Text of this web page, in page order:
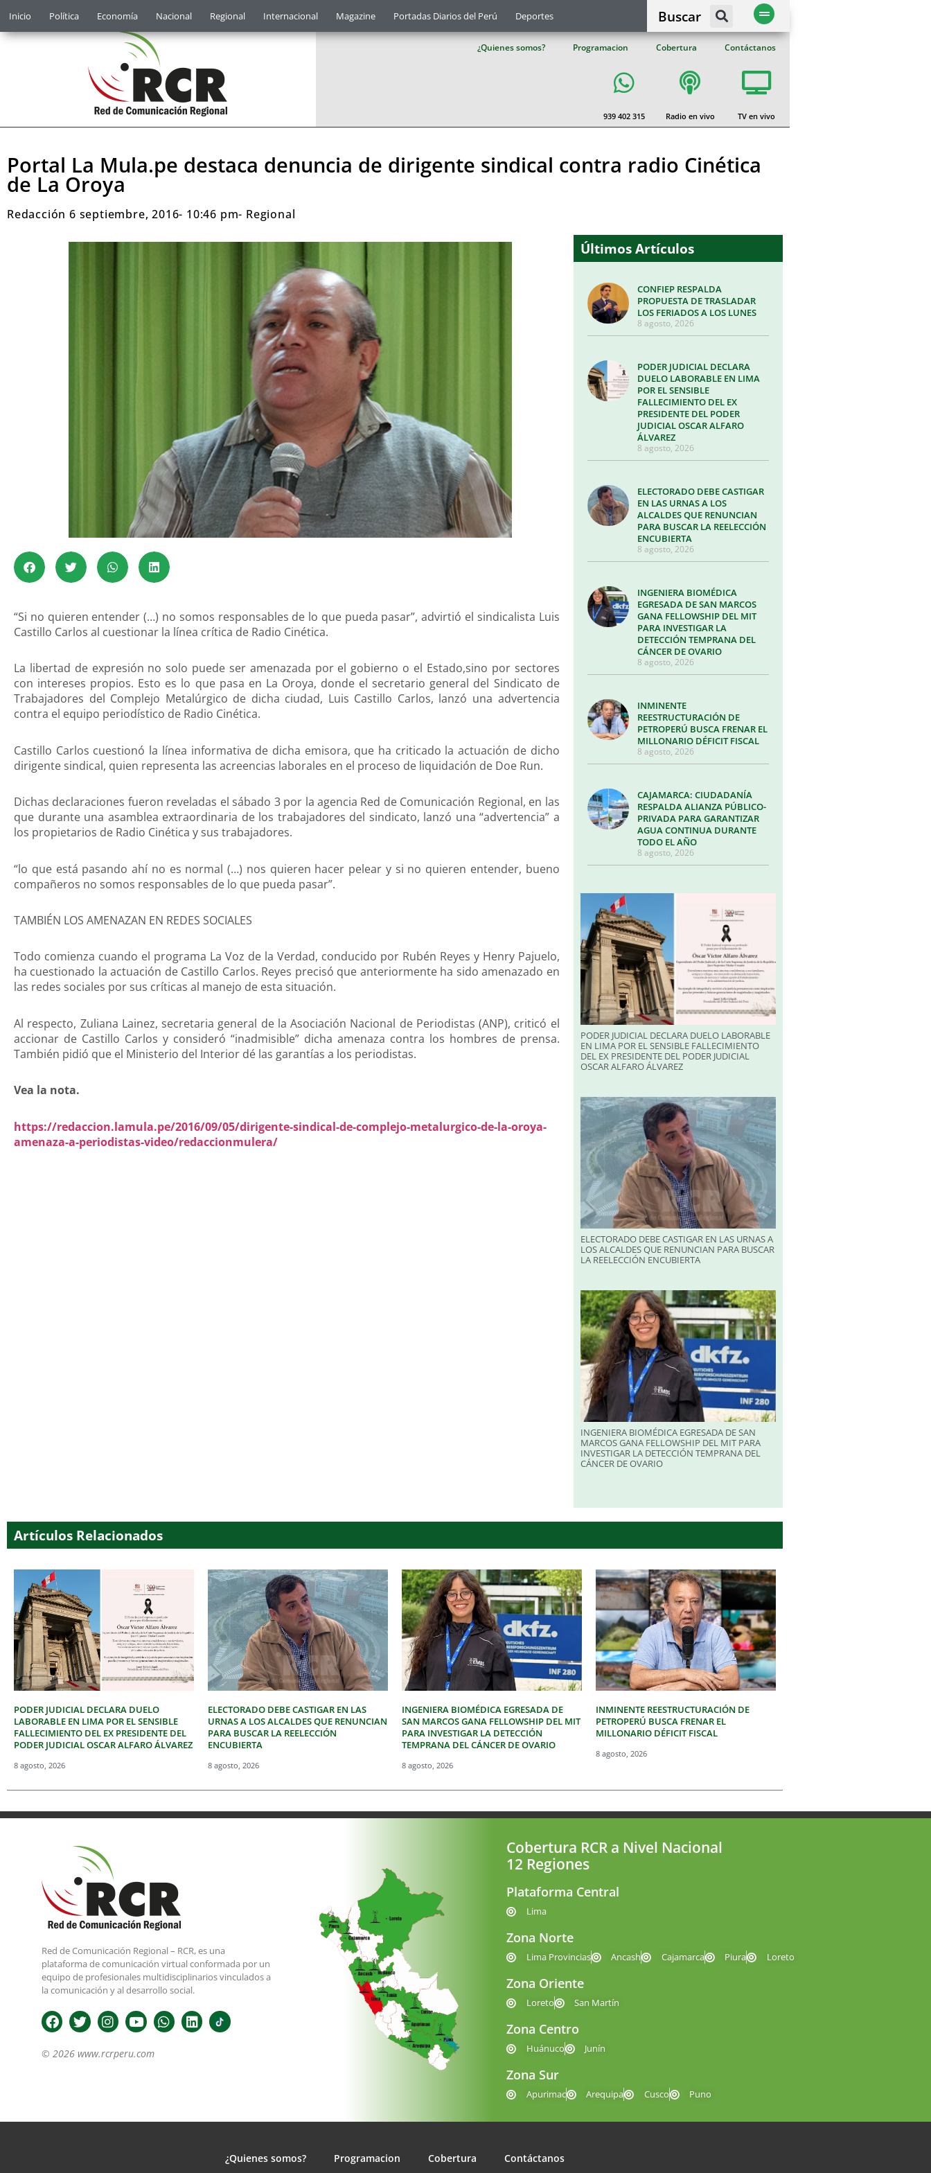
Inicio Política Economía Nacional Regional Internacional Magazine Portadas Diarios del Perú Deportes Buscar
¿Quienes somos? Programacion Cobertura Contáctanos
939 402 315 Radio en vivo TV en vivo
Portal La Mula.pe destaca denuncia de dirigente sindical contra radio Cinética
de La Oroya
Redacción 6 septiembre, 2016- 10:46 pm- Regional
“Si no quieren entender (…) no somos responsables de lo que pueda pasar”, advirtió el sindicalista Luis
Castillo Carlos al cuestionar la línea crítica de Radio Cinética.
La libertad de expresión no solo puede ser amenazada por el gobierno o el Estado,sino por sectores
con intereses propios. Esto es lo que pasa en La Oroya, donde el secretario general del Sindicato de
Trabajadores del Complejo Metalúrgico de dicha ciudad, Luis Castillo Carlos, lanzó una advertencia
contra el equipo periodístico de Radio Cinética.
Castillo Carlos cuestionó la línea informativa de dicha emisora, que ha criticado la actuación de dicho
dirigente sindical, quien representa las acreencias laborales en el proceso de liquidación de Doe Run.
Dichas declaraciones fueron reveladas el sábado 3 por la agencia Red de Comunicación Regional, en las
que durante una asamblea extraordinaria de los trabajadores del sindicato, lanzó una “advertencia” a
los propietarios de Radio Cinética y sus trabajadores.
“lo que está pasando ahí no es normal (…) nos quieren hacer pelear y si no quieren entender, bueno
compañeros no somos responsables de lo que pueda pasar”.
TAMBIÉN LOS AMENAZAN EN REDES SOCIALES
Todo comienza cuando el programa La Voz de la Verdad, conducido por Rubén Reyes y Henry Pajuelo,
ha cuestionado la actuación de Castillo Carlos. Reyes precisó que anteriormente ha sido amenazado en
las redes sociales por sus críticas al manejo de esta situación.
Al respecto, Zuliana Lainez, secretaria general de la Asociación Nacional de Periodistas (ANP), criticó el
accionar de Castillo Carlos y consideró “inadmisible” dicha amenaza contra los hombres de prensa.
También pidió que el Ministerio del Interior dé las garantías a los periodistas.
Vea la nota.
https://redaccion.lamula.pe/2016/09/05/dirigente-sindical-de-complejo-metalurgico-de-la-oroya-
amenaza-a-periodistas-video/redaccionmulera/
Últimos Artículos
CONFIEP RESPALDA
PROPUESTA DE TRASLADAR
LOS FERIADOS A LOS LUNES
8 agosto, 2026
PODER JUDICIAL DECLARA
DUELO LABORABLE EN LIMA
POR EL SENSIBLE
FALLECIMIENTO DEL EX
PRESIDENTE DEL PODER
JUDICIAL OSCAR ALFARO
ÁLVAREZ
8 agosto, 2026
ELECTORADO DEBE CASTIGAR
EN LAS URNAS A LOS
ALCALDES QUE RENUNCIAN
PARA BUSCAR LA REELECCIÓN
ENCUBIERTA
8 agosto, 2026
INGENIERA BIOMÉDICA
EGRESADA DE SAN MARCOS
GANA FELLOWSHIP DEL MIT
PARA INVESTIGAR LA
DETECCIÓN TEMPRANA DEL
CÁNCER DE OVARIO
8 agosto, 2026
INMINENTE
REESTRUCTURACIÓN DE
PETROPERÚ BUSCA FRENAR EL
MILLONARIO DÉFICIT FISCAL
8 agosto, 2026
CAJAMARCA: CIUDADANÍA
RESPALDA ALIANZA PÚBLICO-
PRIVADA PARA GARANTIZAR
AGUA CONTINUA DURANTE
TODO EL AÑO
8 agosto, 2026
PODER JUDICIAL DECLARA DUELO LABORABLE
EN LIMA POR EL SENSIBLE FALLECIMIENTO
DEL EX PRESIDENTE DEL PODER JUDICIAL
OSCAR ALFARO ÁLVAREZ
ELECTORADO DEBE CASTIGAR EN LAS URNAS A
LOS ALCALDES QUE RENUNCIAN PARA BUSCAR
LA REELECCIÓN ENCUBIERTA
INGENIERA BIOMÉDICA EGRESADA DE SAN
MARCOS GANA FELLOWSHIP DEL MIT PARA
INVESTIGAR LA DETECCIÓN TEMPRANA DEL
CÁNCER DE OVARIO
Artículos Relacionados
PODER JUDICIAL DECLARA DUELO
LABORABLE EN LIMA POR EL SENSIBLE
FALLECIMIENTO DEL EX PRESIDENTE DEL
PODER JUDICIAL OSCAR ALFARO ÁLVAREZ
8 agosto, 2026
ELECTORADO DEBE CASTIGAR EN LAS
URNAS A LOS ALCALDES QUE RENUNCIAN
PARA BUSCAR LA REELECCIÓN
ENCUBIERTA
8 agosto, 2026
INGENIERA BIOMÉDICA EGRESADA DE
SAN MARCOS GANA FELLOWSHIP DEL MIT
PARA INVESTIGAR LA DETECCIÓN
TEMPRANA DEL CÁNCER DE OVARIO
8 agosto, 2026
INMINENTE REESTRUCTURACIÓN DE
PETROPERÚ BUSCA FRENAR EL
MILLONARIO DÉFICIT FISCAL
8 agosto, 2026
Red de Comunicación Regional – RCR, es una
plataforma de comunicación virtual conformada por un
equipo de profesionales multidisciplinarios vinculados a
la comunicación y al desarrollo social.
© 2026 www.rcrperu.com
Cobertura RCR a Nivel Nacional
12 Regiones
Plataforma Central
Lima
Zona Norte
Lima Provincias Ancash Cajamarca Piura Loreto
Zona Oriente
Loreto San Martín
Zona Centro
Huánuco Junín
Zona Sur
Apurimac Arequipa Cusco Puno
¿Quienes somos? Programacion Cobertura Contáctanos